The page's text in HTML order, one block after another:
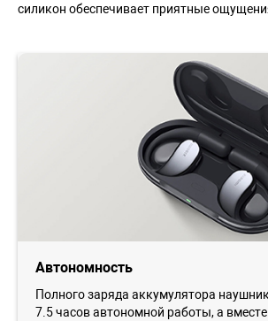
силикон обеспечивает приятные
Автономность
Полного заряда аккумулятора
7.5 часов автономной работы, а